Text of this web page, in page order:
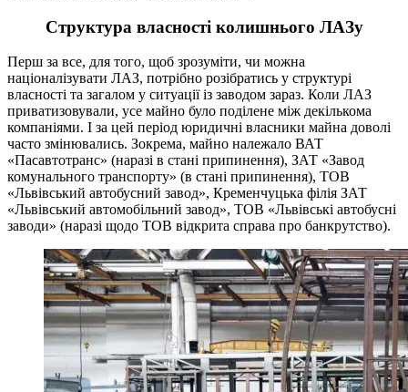
Структура власності колишнього ЛАЗу
Перш за все, для того, щоб зрозуміти, чи можна
націоналізувати ЛАЗ, потрібно розібратись у структурі
власності та загалом у ситуації із заводом зараз. Коли ЛАЗ
приватизовували, усе майно було поділене між декількома
компаніями. І за цей період юридичні власники майна доволі
часто змінювались. Зокрема, майно належало ВАТ
«Пасавтотранс» (наразі в стані припинення), ЗАТ «Завод
комунального транспорту» (в стані припинення), ТОВ
«Львівський автобусний завод», Кременчуцька філія ЗАТ
«Львівський автомобільний завод», ТОВ «Львівські автобусні
заводи» (наразі щодо ТОВ відкрита справа про банкрутство).